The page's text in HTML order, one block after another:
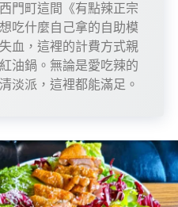
門町這間《有點辣正宗
吃什麼自己拿的自助模
血，這裡的計費方式親
油鍋。無論是愛吃辣的
淡派，這裡都能滿足。